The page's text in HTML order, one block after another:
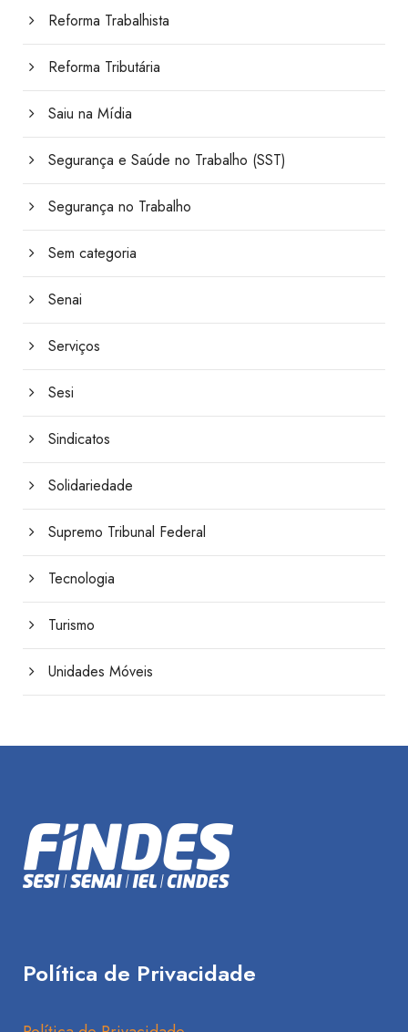
Reforma Trabalhista
Reforma Tributária
Saiu na Mídia
Segurança e Saúde no Trabalho (SST)
Segurança no Trabalho
Sem categoria
Senai
Serviços
Sesi
Sindicatos
Solidariedade
Supremo Tribunal Federal
Tecnologia
Turismo
Unidades Móveis
Política de Privacidade